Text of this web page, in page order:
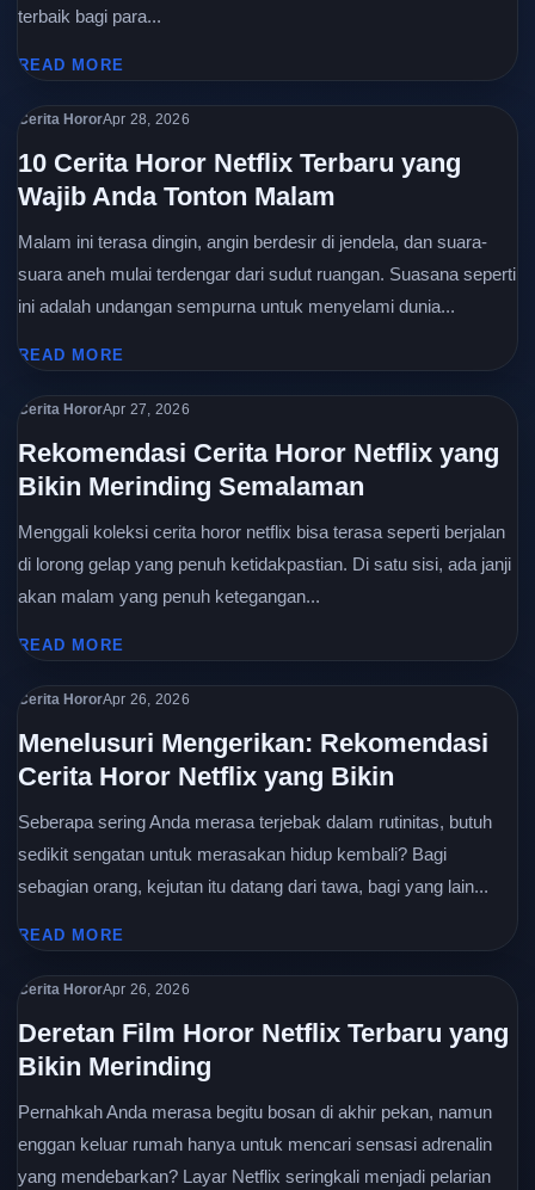
terbaik bagi para...
READ MORE
Cerita HororApr 28, 2026
10 Cerita Horor Netflix Terbaru yang
Wajib Anda Tonton Malam
Malam ini terasa dingin, angin berdesir di jendela, dan suara-
suara aneh mulai terdengar dari sudut ruangan. Suasana seperti
ini adalah undangan sempurna untuk menyelami dunia...
READ MORE
Cerita HororApr 27, 2026
Rekomendasi Cerita Horor Netflix yang
Bikin Merinding Semalaman
Menggali koleksi cerita horor netflix bisa terasa seperti berjalan
di lorong gelap yang penuh ketidakpastian. Di satu sisi, ada janji
akan malam yang penuh ketegangan...
READ MORE
Cerita HororApr 26, 2026
Menelusuri Mengerikan: Rekomendasi
Cerita Horor Netflix yang Bikin
Seberapa sering Anda merasa terjebak dalam rutinitas, butuh
sedikit sengatan untuk merasakan hidup kembali? Bagi
sebagian orang, kejutan itu datang dari tawa, bagi yang lain...
READ MORE
Cerita HororApr 26, 2026
Deretan Film Horor Netflix Terbaru yang
Bikin Merinding
Pernahkah Anda merasa begitu bosan di akhir pekan, namun
enggan keluar rumah hanya untuk mencari sensasi adrenalin
yang mendebarkan? Layar Netflix seringkali menjadi pelarian